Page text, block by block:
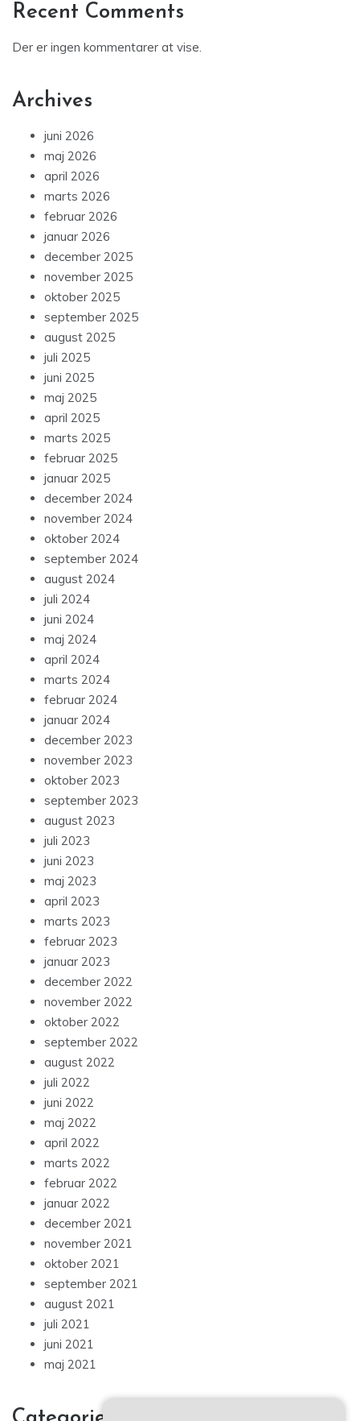
Recent Comments
Der er ingen kommentarer at vise.
Archives
juni 2026
maj 2026
april 2026
marts 2026
februar 2026
januar 2026
december 2025
november 2025
oktober 2025
september 2025
august 2025
juli 2025
juni 2025
maj 2025
april 2025
marts 2025
februar 2025
januar 2025
december 2024
november 2024
oktober 2024
september 2024
august 2024
juli 2024
juni 2024
maj 2024
april 2024
marts 2024
februar 2024
januar 2024
december 2023
november 2023
oktober 2023
september 2023
august 2023
juli 2023
juni 2023
maj 2023
april 2023
marts 2023
februar 2023
januar 2023
december 2022
november 2022
oktober 2022
september 2022
august 2022
juli 2022
juni 2022
maj 2022
april 2022
marts 2022
februar 2022
januar 2022
december 2021
november 2021
oktober 2021
september 2021
august 2021
juli 2021
juni 2021
maj 2021